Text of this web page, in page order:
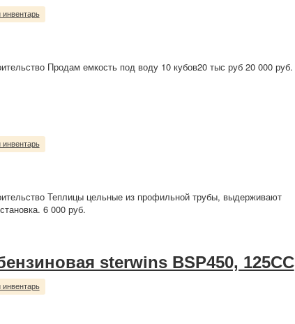
Продам емкость под воду 10 кубов20 тыс руб 20 000 руб.
Теплицы цельные из профильной трубы, выдерживают
6 000 руб.
sterwins BSP450, 125CC